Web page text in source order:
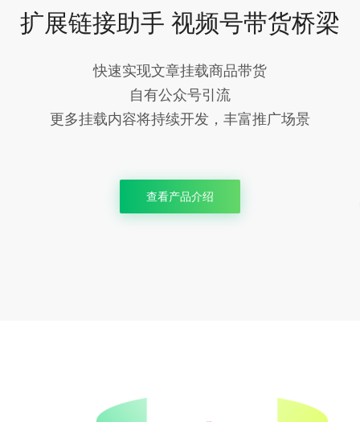
扩展链接助手 视频号带货桥梁
快速实现文章挂载商品带货
自有公众号引流
更多挂载内容将持续开发，丰富推广场景
查看产品介绍